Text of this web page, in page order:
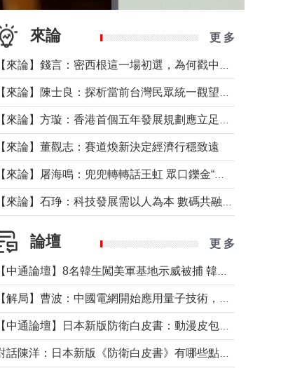
來論 更 多
【來論】董觀志：賽道煥新決定經濟行穩致遠
論壇 更 多